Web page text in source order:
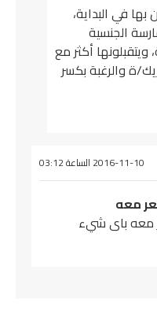
في البداية،
الجنسية
ويتقبلونها أكثر مع
ة والرغبة بكسر
2016-11-10 الساعة 03:12
معه
معه باى شيء